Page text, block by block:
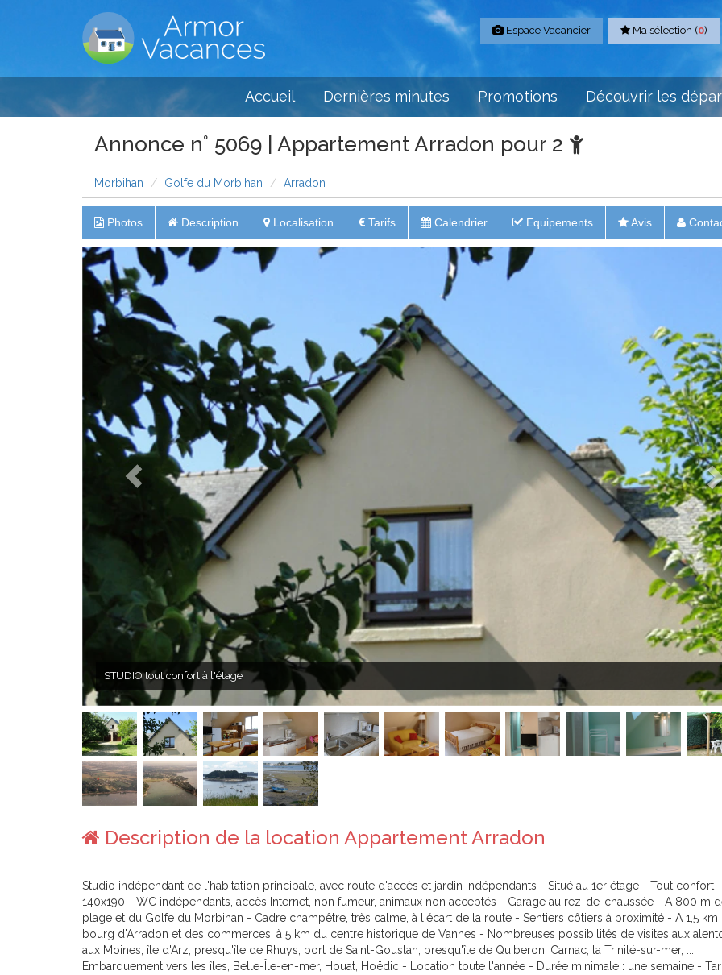
Espace Vacancier Ma sélection (0)
Accueil Dernières minutes Promotions Découvrir les
Annonce n° 5069 | Appartement Arradon pour 2
Morbihan Golfe du Morbihan Arradon
Photos Description Localisation Tarifs Calendrier Equipements Avis
STUDIO tout confort à l'étage
Description de la location Appartement Arradon
Studio indépendant de l'habitation principale, avec route d'accès et jardin indépendants - Situé au 1er étage - Tout confort
140x190 - WC indépendants, accès Internet, non fumeur, animaux non acceptés - Garage au rez-de-chaussée - A 800 m
plage et du Golfe du Morbihan - Cadre champêtre, très calme, à l'écart de la route - Sentiers côtiers à proximité - A 1,5 km
bourg d'Arradon et des commerces, à 5 km du centre historique de Vannes - Nombreuses possibilités de visites aux
aux Moines, île d'Arz, presqu'île de Rhuys, port de Saint-Goustan, presqu'île de Quiberon, Carnac, la Trinité-sur-mer, ....
Embarquement vers les îles, Belle-Île-en-mer, Houat, Hoëdic - Location toute l'année - Durée minimale : une semaine -